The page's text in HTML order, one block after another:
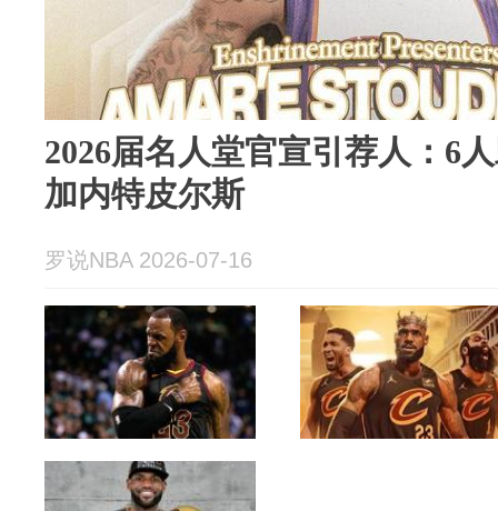
2026届名人堂官宣引荐人：6
加内特皮尔斯
罗说NBA 2026-07-16